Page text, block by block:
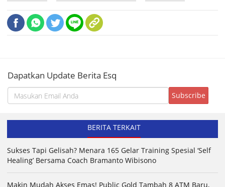
Dapatkan Update Berita Esq
BERITA TERKAIT
Sukses Tapi Gelisah? Menara 165 Gelar Training Spesial ‘Self
Healing’ Bersama Coach Bramanto Wibisono
Makin Mudah Akses Emas! Public Gold Tambah 8 ATM Baru,